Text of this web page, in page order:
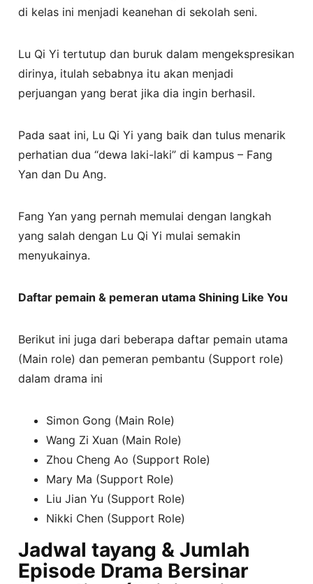
di kelas ini menjadi keanehan di sekolah seni.
Lu Qi Yi tertutup dan buruk dalam mengekspresikan
dirinya, itulah sebabnya itu akan menjadi
perjuangan yang berat jika dia ingin berhasil.
Pada saat ini, Lu Qi Yi yang baik dan tulus menarik
perhatian dua “dewa laki-laki” di kampus – Fang
Yan dan Du Ang.
Fang Yan yang pernah memulai dengan langkah
yang salah dengan Lu Qi Yi mulai semakin
menyukainya.
Daftar pemain & pemeran utama Shining Like You
Berikut ini juga dari beberapa daftar pemain utama
(Main role) dan pemeran pembantu (Support role)
dalam drama ini
Simon Gong (Main Role)
Wang Zi Xuan (Main Role)
Zhou Cheng Ao (Support Role)
Mary Ma (Support Role)
Liu Jian Yu (Support Role)
Nikki Chen (Support Role)
Jadwal tayang & Jumlah
Episode Drama Bersinar